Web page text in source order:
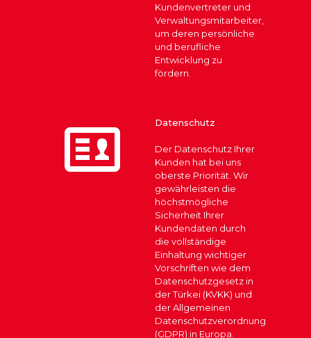
Kundenvertreter und
Verwaltungsmitarbeiter,
um deren persönliche
und berufliche
Entwicklung zu
fördern.
Datenschutz
Der Datenschutz Ihrer
Kunden hat bei uns
oberste Priorität. Wir
gewährleisten die
höchstmögliche
Sicherheit Ihrer
Kundendaten durch
die vollständige
Einhaltung wichtiger
Vorschriften wie dem
Datenschutzgesetz in
der Türkei (KVKK) und
der Allgemeinen
Datenschutzverordnung
(GDPR) in Europa.